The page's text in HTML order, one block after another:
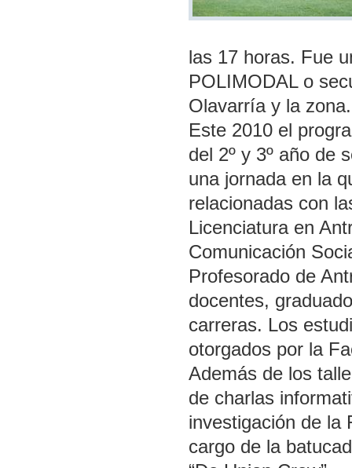
las 17 horas. Fue
POLIMODAL o
Olavarría y la zona.
Este 2010 el
del 2º y 3º año de
una jornada en la
relacionadas con
Licenciatura en
Comunicación
Profesorado de
docentes,
carreras. Los
otorgados por la
Además de los
de charlas
investigación de la
cargo de la